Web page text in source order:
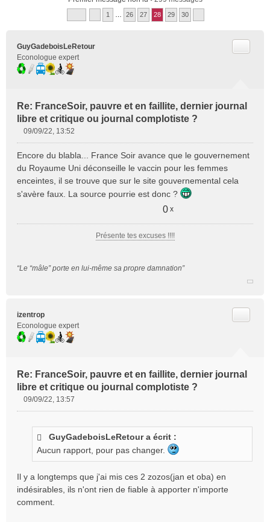
1 26 27 28 29 30
GuyGadeboisLeRetour
Econologue expert
Re: FranceSoir, pauvre et en faillite, dernier journal
libre et critique ou journal complotiste ?
s
s
a
g
o
09/09/22, 13:52
Encore du blabla... France Soir avance que le gouvernement
du Royaume Uni déconseille le vaccin pour les femmes
enceintes, il se trouve que sur le site gouvernemental cela
s'avère faux. La source pourrie est donc ?
0 x
Présente tes excuses !!!!
“Le “mâle” porte en lui-même sa propre damnation”
izentrop
Econologue expert
Re: FranceSoir, pauvre et en faillite, dernier journal
libre et critique ou journal complotiste ?
n
o
n
09/09/22, 13:57
GuyGadeboisLeRetour a écrit :
Aucun rapport, pour pas changer.
Il y a longtemps que j'ai mis ces 2 zozos(jan et oba) en
indésirables, ils n'ont rien de fiable à apporter n'importe
comment.